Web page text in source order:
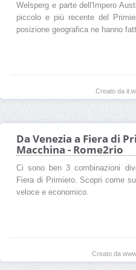
Welsperg e parte dell'Impero
piccolo e più recente del
posizione geografica ne hanno
Creato da
Da Venezia a Fiera di
Macchina - Rome2rio
Ci sono ben 3 combinazioni
Fiera di Primiero. Scopri come
veloce e economico.
Creato da